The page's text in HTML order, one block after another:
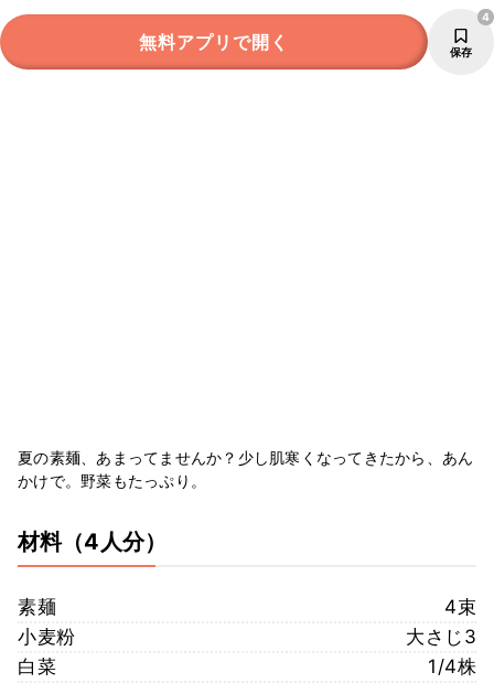
無料アプリで開く 保存
4
夏の素麺、あまってませんか？少し肌寒くなってきたから、あん
かけで。野菜もたっぷり。
材料（4人分）
素麺
4束
小麦粉
大さじ3
白菜
1/4株